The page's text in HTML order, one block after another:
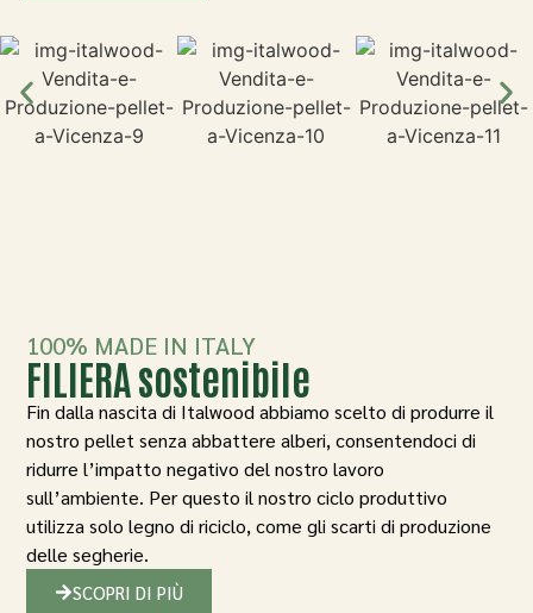
100% MADE IN ITALY
FILIERA sostenibile
Fin dalla nascita di Italwood abbiamo scelto di produrre il
nostro pellet senza abbattere alberi, consentendoci di
ridurre l’impatto negativo del nostro lavoro
sull’ambiente. Per questo il nostro ciclo produttivo
utilizza solo legno di riciclo, come gli scarti di produzione
delle segherie.
SCOPRI DI PIÙ